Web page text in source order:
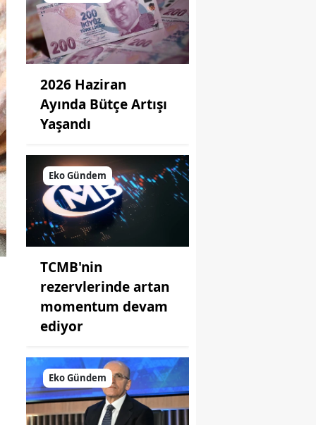
2026 Haziran
Ayında Bütçe Artışı
Yaşandı
Eko Gündem
TCMB'nin
rezervlerinde artan
momentum devam
ediyor
Eko Gündem